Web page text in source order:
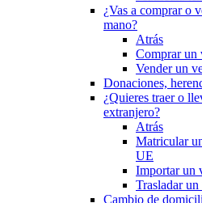
¿Vas a comprar o
mano?
Atrás
Comprar un
Vender un
Donaciones,
¿Quieres traer o
extranjero?
Atrás
Matricular
UE
Importar un
Trasladar
Cambio de